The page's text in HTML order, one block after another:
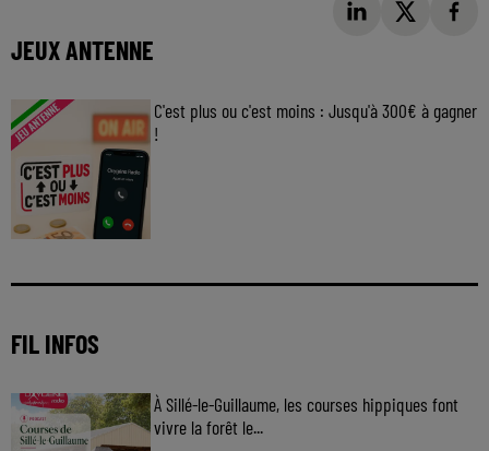
JEUX ANTENNE
C'est plus ou c'est moins : Jusqu'à 300€ à gagner
!
FIL INFOS
À Sillé-le-Guillaume, les courses hippiques font
vivre la forêt le...